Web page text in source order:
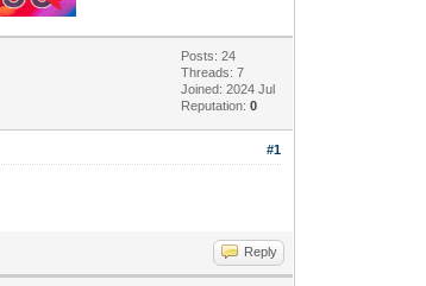
Posts: 24
Threads: 7
Joined: 2024 Jul
Reputation:0
#1
Reply